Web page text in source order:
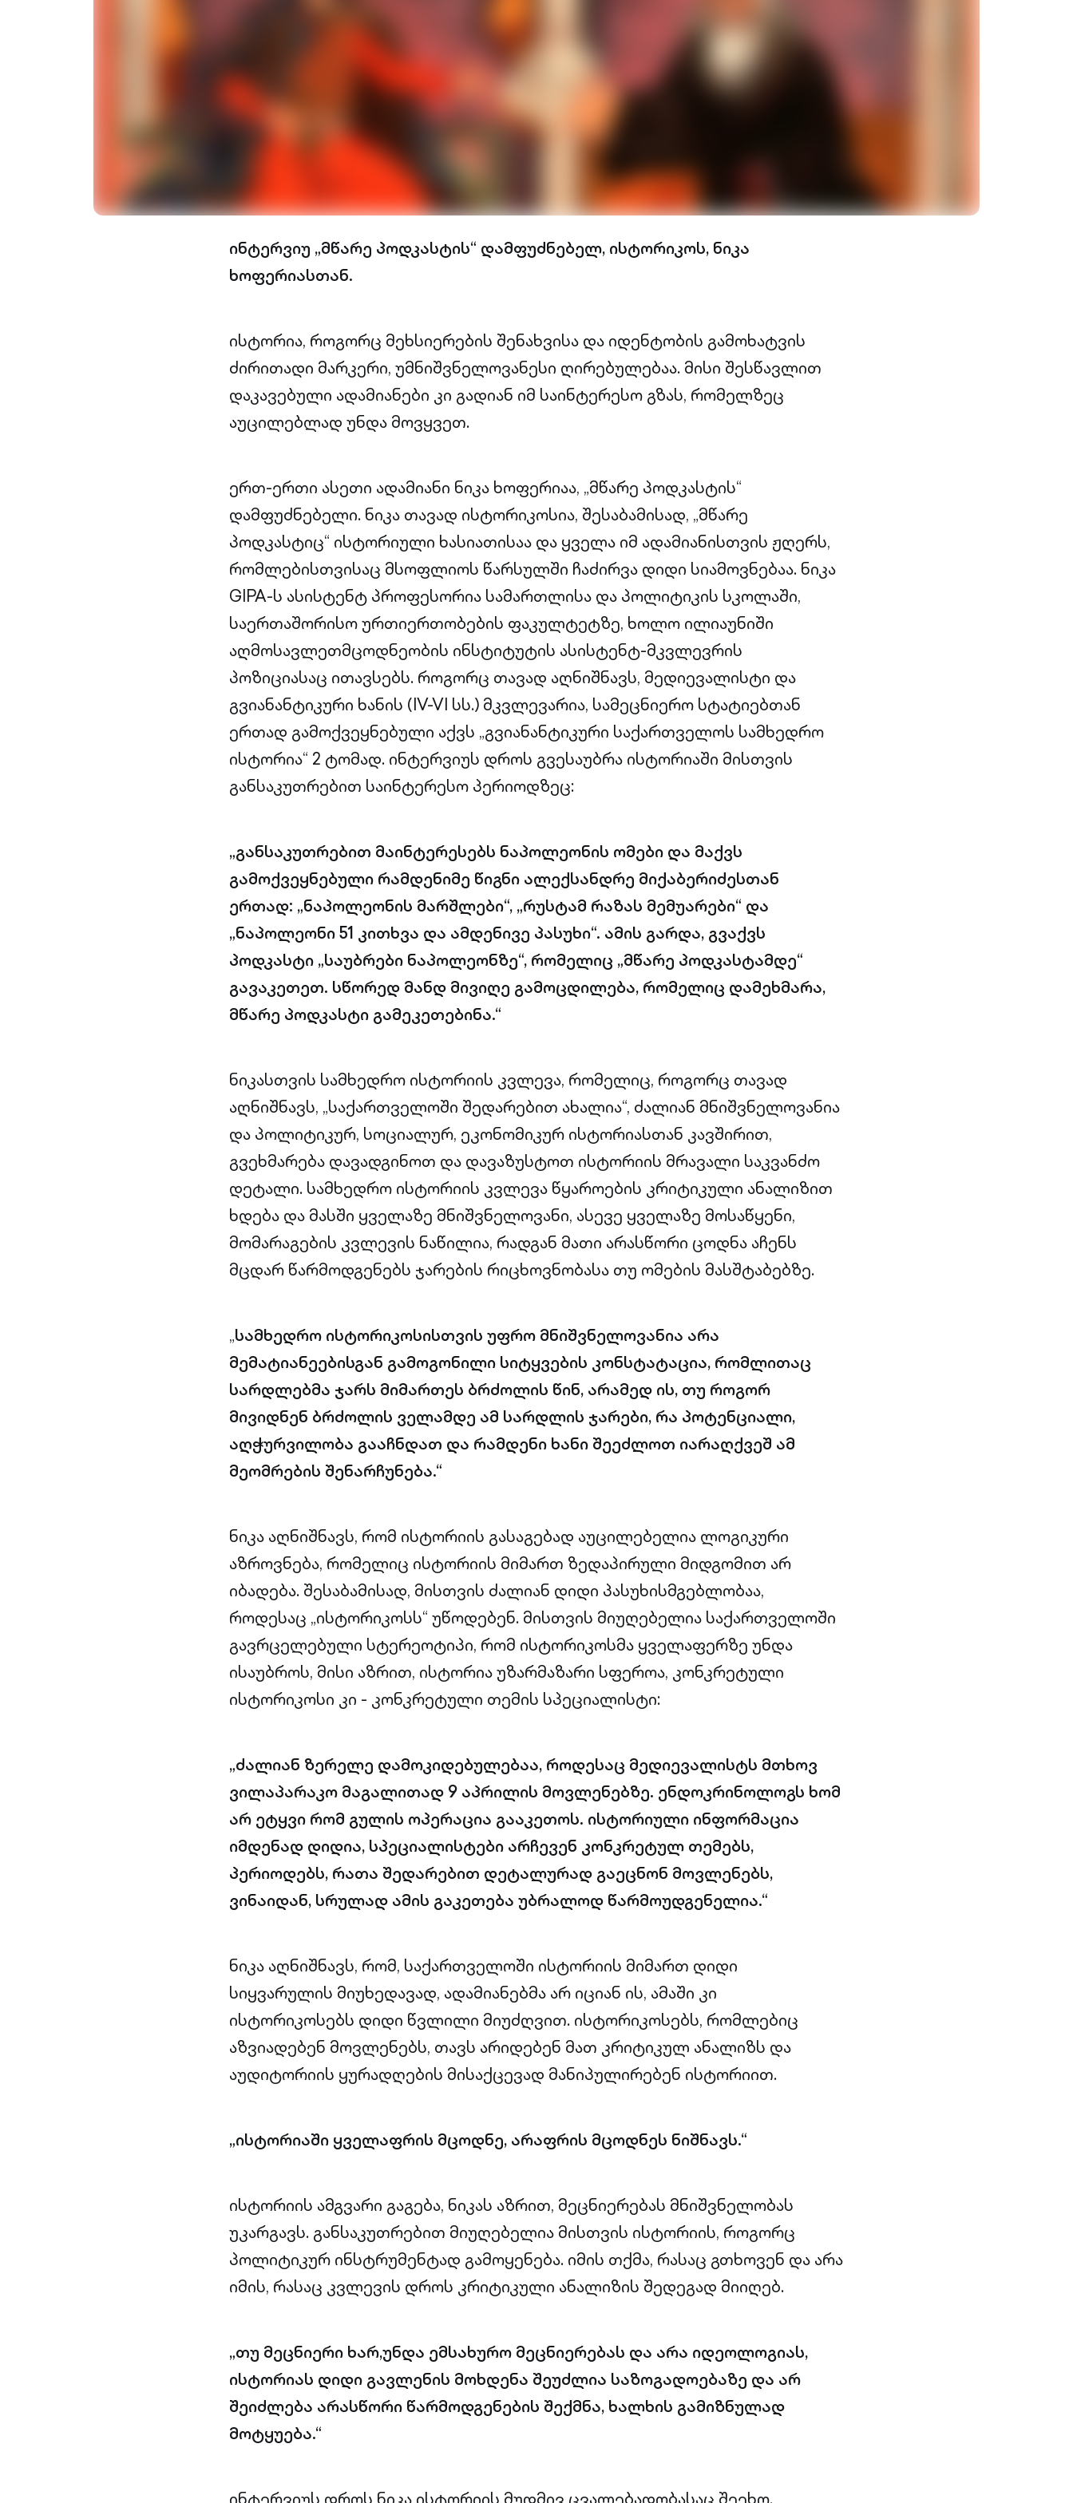
ინტერვიუ „მწარე პოდკასტის“ დამფუძნებელ, ისტორიკოს, ნიკა
ხოფერიასთან.
ისტორია, როგორც მეხსიერების შენახვისა და იდენტობის გამოხატვის
ძირითადი მარკერი, უმნიშვნელოვანესი ღირებულებაა. მისი შესწავლით
დაკავებული ადამიანები კი გადიან იმ საინტერესო გზას, რომელზეც
აუცილებლად უნდა მოვყვეთ.
ერთ-ერთი ასეთი ადამიანი ნიკა ხოფერიაა, „მწარე პოდკასტის“
დამფუძნებელი. ნიკა თავად ისტორიკოსია, შესაბამისად, „მწარე
პოდკასტიც“ ისტორიული ხასიათისაა და ყველა იმ ადამიანისთვის ჟღერს,
რომლებისთვისაც მსოფლიოს წარსულში ჩაძირვა დიდი სიამოვნებაა. ნიკა
GIPA-ს ასისტენტ პროფესორია სამართლისა და პოლიტიკის სკოლაში,
საერთაშორისო ურთიერთობების ფაკულტეტზე, ხოლო ილიაუნიში
აღმოსავლეთმცოდნეობის ინსტიტუტის ასისტენტ-მკვლევრის
პოზიციასაც ითავსებს. როგორც თავად აღნიშნავს, მედიევალისტი და
გვიანანტიკური ხანის (IV-VI სს.) მკვლევარია, სამეცნიერო სტატიებთან
ერთად გამოქვეყნებული აქვს „გვიანანტიკური საქართველოს სამხედრო
ისტორია“ 2 ტომად. ინტერვიუს დროს გვესაუბრა ისტორიაში მისთვის
განსაკუთრებით საინტერესო პერიოდზეც:
„განსაკუთრებით მაინტერესებს ნაპოლეონის ომები და მაქვს
გამოქვეყნებული რამდენიმე წიგნი ალექსანდრე მიქაბერიძესთან
ერთად: „ნაპოლეონის მარშლები“, „რუსტამ რაზას მემუარები“ და
„ნაპოლეონი 51 კითხვა და ამდენივე პასუხი“. ამის გარდა, გვაქვს
პოდკასტი „საუბრები ნაპოლეონზე“, რომელიც „მწარე პოდკასტამდე“
გავაკეთეთ. სწორედ მანდ მივიღე გამოცდილება, რომელიც დამეხმარა,
მწარე პოდკასტი გამეკეთებინა.“
ნიკასთვის სამხედრო ისტორიის კვლევა, რომელიც, როგორც თავად
აღნიშნავს, „საქართველოში შედარებით ახალია“, ძალიან მნიშვნელოვანია
და პოლიტიკურ, სოციალურ, ეკონომიკურ ისტორიასთან კავშირით,
გვეხმარება დავადგინოთ და დავაზუსტოთ ისტორიის მრავალი საკვანძო
დეტალი. სამხედრო ისტორიის კვლევა წყაროების კრიტიკული ანალიზით
ხდება და მასში ყველაზე მნიშვნელოვანი, ასევე ყველაზე მოსაწყენი,
მომარაგების კვლევის ნაწილია, რადგან მათი არასწორი ცოდნა აჩენს
მცდარ წარმოდგენებს ჯარების რიცხოვნობასა თუ ომების მასშტაბებზე.
„სამხედრო ისტორიკოსისთვის უფრო მნიშვნელოვანია არა
მემატიანეებისგან გამოგონილი სიტყვების კონსტატაცია, რომლითაც
სარდლებმა ჯარს მიმართეს ბრძოლის წინ, არამედ ის, თუ როგორ
მივიდნენ ბრძოლის ველამდე ამ სარდლის ჯარები, რა პოტენციალი,
აღჭურვილობა გააჩნდათ და რამდენი ხანი შეეძლოთ იარაღქვეშ ამ
მეომრების შენარჩუნება.“
ნიკა აღნიშნავს, რომ ისტორიის გასაგებად აუცილებელია ლოგიკური
აზროვნება, რომელიც ისტორიის მიმართ ზედაპირული მიდგომით არ
იბადება. შესაბამისად, მისთვის ძალიან დიდი პასუხისმგებლობაა,
როდესაც „ისტორიკოსს“ უწოდებენ. მისთვის მიუღებელია საქართველოში
გავრცელებული სტერეოტიპი, რომ ისტორიკოსმა ყველაფერზე უნდა
ისაუბროს, მისი აზრით, ისტორია უზარმაზარი სფეროა, კონკრეტული
ისტორიკოსი კი - კონკრეტული თემის სპეციალისტი:
„ძალიან ზერელე დამოკიდებულებაა, როდესაც მედიევალისტს მთხოვ
ვილაპარაკო მაგალითად 9 აპრილის მოვლენებზე. ენდოკრინოლოგს ხომ
არ ეტყვი რომ გულის ოპერაცია გააკეთოს. ისტორიული ინფორმაცია
იმდენად დიდია, სპეციალისტები არჩევენ კონკრეტულ თემებს,
პერიოდებს, რათა შედარებით დეტალურად გაეცნონ მოვლენებს,
ვინაიდან, სრულად ამის გაკეთება უბრალოდ წარმოუდგენელია.“
ნიკა აღნიშნავს, რომ, საქართველოში ისტორიის მიმართ დიდი
სიყვარულის მიუხედავად, ადამიანებმა არ იციან ის, ამაში კი
ისტორიკოსებს დიდი წვლილი მიუძღვით. ისტორიკოსებს, რომლებიც
აზვიადებენ მოვლენებს, თავს არიდებენ მათ კრიტიკულ ანალიზს და
აუდიტორიის ყურადღების მისაქცევად მანიპულირებენ ისტორიით.
„ისტორიაში ყველაფრის მცოდნე, არაფრის მცოდნეს ნიშნავს.“
ისტორიის ამგვარი გაგება, ნიკას აზრით, მეცნიერებას მნიშვნელობას
უკარგავს. განსაკუთრებით მიუღებელია მისთვის ისტორიის, როგორც
პოლიტიკურ ინსტრუმენტად გამოყენება. იმის თქმა, რასაც გთხოვენ და არა
იმის, რასაც კვლევის დროს კრიტიკული ანალიზის შედეგად მიიღებ.
„თუ მეცნიერი ხარ,უნდა ემსახურო მეცნიერებას და არა იდეოლოგიას,
ისტორიას დიდი გავლენის მოხდენა შეუძლია საზოგადოებაზე და არ
შეიძლება არასწორი წარმოდგენების შექმნა, ხალხის გამიზნულად
მოტყუება.“